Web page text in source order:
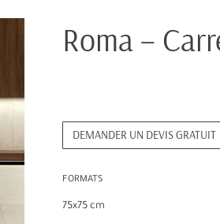
Roma –
DEMANDER UN DEVIS GRATUIT
FORMATS
75x75 cm